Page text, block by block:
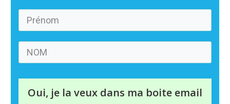
Oui, je la veux dans ma boite email